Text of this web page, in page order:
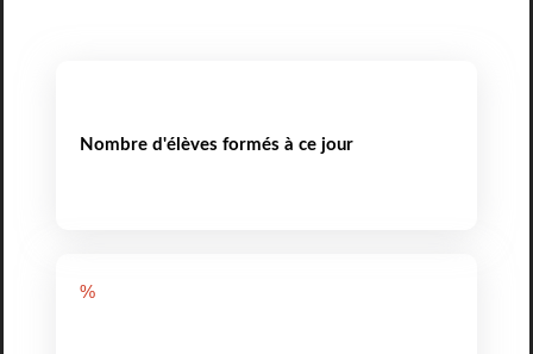
Nombre d'élèves formés à ce jour
%